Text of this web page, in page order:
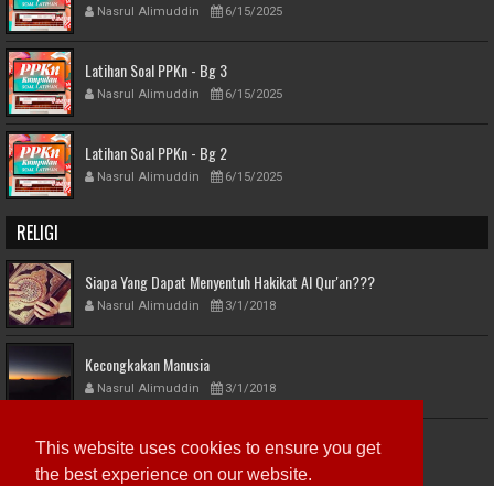
This website uses cookies to ensure you get
the best experience on our website.
Nasrul Alimuddin 6/15/2025
Latihan Soal PPKn - Bg 3
Nasrul Alimuddin 6/15/2025
Latihan Soal PPKn - Bg 2
Nasrul Alimuddin 6/15/2025
RELIGI
Siapa Yang Dapat Menyentuh Hakikat Al Qur'an???
Nasrul Alimuddin 3/1/2018
Kecongkakan Manusia
Nasrul Alimuddin 3/1/2018
Ketercelaan Harta
Nasrul Alimuddin 3/1/2018